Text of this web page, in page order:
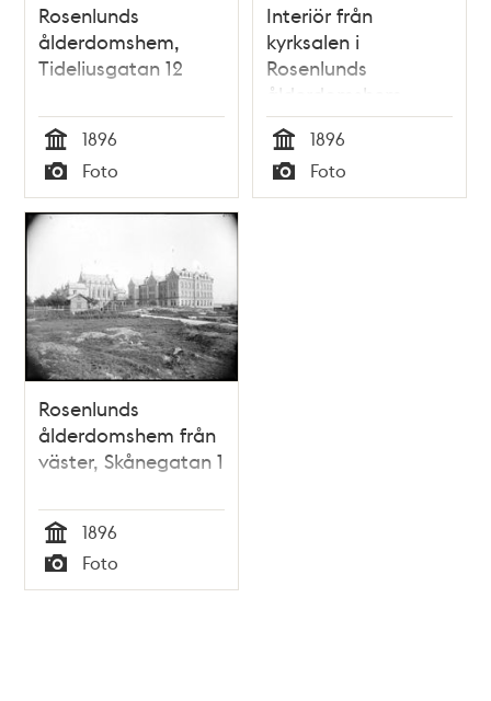
Rosenlunds
ålderdomshem,
Tideliusgatan 12
Tid
1896
Typ
Foto
Interiör från
kyrksalen i
Rosenlunds
ålderdomshem,
Tideliusgatan 12
Tid
1896
Typ
Foto
Rosenlunds
ålderdomshem från
väster, Skånegatan 1
Tid
1896
Typ
Foto